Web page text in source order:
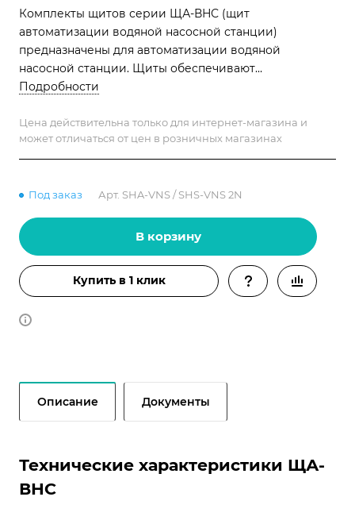
Комплекты щитов серии ЩА-ВНС (щит
автоматизации водяной насосной станции)
предназначены для автоматизации водяной
насосной станции. Щиты обеспечивают
автоматическое переключение между двумя
Подробности
Цена действительна только для интернет-магазина и
может отличаться от цен в розничных магазинах
Под заказ Арт. SHA-VNS / SHS-VNS 2N
В корзину
Купить в 1 клик
Описание Документы
Технические характеристики ЩА-
ВНС